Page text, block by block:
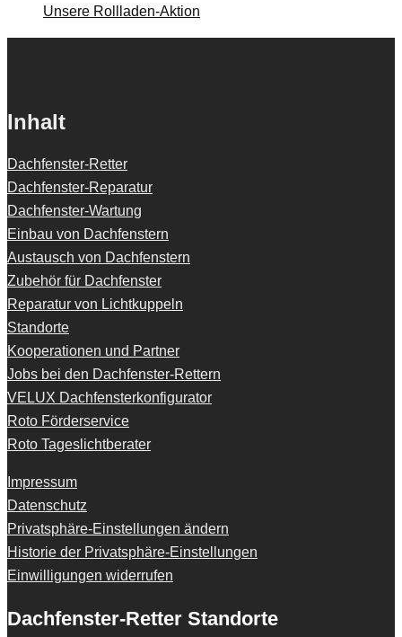
Unsere Rollladen-Aktion
Inhalt
Dachfenster-Retter
Dachfenster-Reparatur
Dachfenster-Wartung
Einbau von Dachfenstern
Austausch von Dachfenstern
Zubehör für Dachfenster
Reparatur von Lichtkuppeln
Standorte
Kooperationen und Partner
Jobs bei den Dachfenster-Rettern
VELUX Dachfensterkonfigurator
Roto Förderservice
Roto Tageslichtberater
Impressum
Datenschutz
Privatsphäre-Einstellungen ändern
Historie der Privatsphäre-Einstellungen
Einwilligungen widerrufen
Dachfenster-Retter Standorte